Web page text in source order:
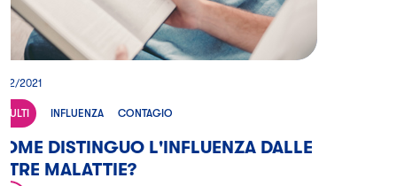
02/2021
INFLUENZA CONTAGIO
DISTINGUO L'INFLUENZA DALLE
MALATTIE?